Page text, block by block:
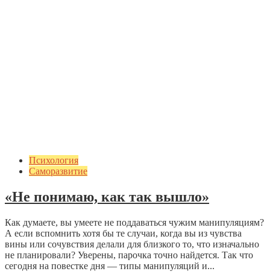
Психология
Саморазвитие
«Не понимаю, как так вышло»
Как думаете, вы умеете не поддаваться чужим манипуляциям?
А если вспомнить хотя бы те случаи, когда вы из чувства
вины или сочувствия делали для близкого то, что изначально
не планировали? Уверены, парочка точно найдется. Так что
сегодня на повестке дня — типы манипуляций и...